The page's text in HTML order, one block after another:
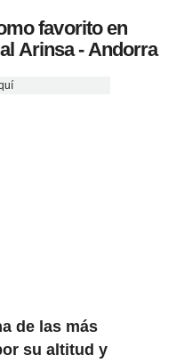
favorito en
Arinsa - Andorra
de las más
su altitud y